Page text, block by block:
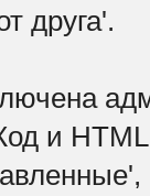
друга'.
и